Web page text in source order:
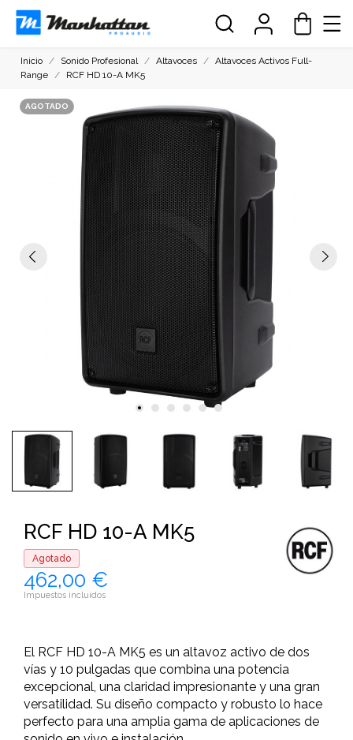
Inicio Sonido Profesional Altavoces
Altavoces Activos Full-
Range
RCF HD 10-A MK5
AGOTADO
RCF HD 10-A MK5
Agotado
462,00 €
Impuestos incluidos
El RCF HD 10-A MK5 es un altavoz activo de dos
vías y 10 pulgadas que combina una potencia
excepcional, una claridad impresionante y una gran
versatilidad. Su diseño compacto y robusto lo hace
perfecto para una amplia gama de aplicaciones de